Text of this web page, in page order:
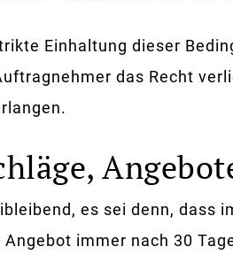
Einhaltung dieser
das Recht
es sei denn, dass
immer nach 30